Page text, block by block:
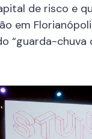
de risco e
em
“guarda-chuva